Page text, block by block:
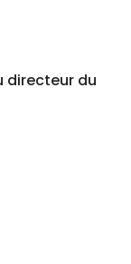
directeur du